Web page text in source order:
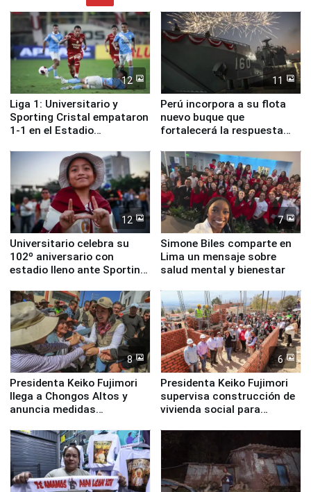
12
Liga 1: Universitario y
Sporting Cristal empataron
1-1 en el Estadio
11
Perú incorpora a su flota
nuevo buque que
fortalecerá la respuesta
12
Universitario celebra su
102º aniversario con
estadio lleno ante Sporting
7
Simone Biles comparte en
Lima un mensaje sobre
salud mental y bienestar
8
Presidenta Keiko Fujimori
llega a Chongos Altos y
anuncia medidas
educación, salud y empleo
6
Presidenta Keiko Fujimori
supervisa construcción de
vivienda social para